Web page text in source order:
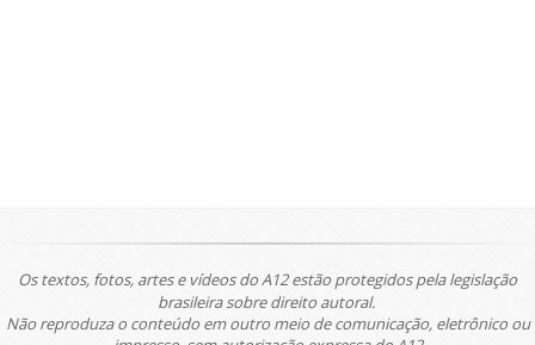
Os textos, fotos, artes e vídeos do A12 estão protegidos pela legislação
brasileira sobre direito autoral.
Não reproduza o conteúdo em outro meio de comunicação, eletrônico ou